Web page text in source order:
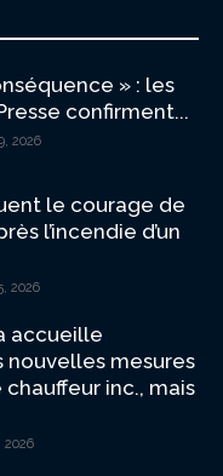
» : les
confirment...
2026
le courage de
l’incendie d’un
2026
accueille
mesures
inc., mais
2026